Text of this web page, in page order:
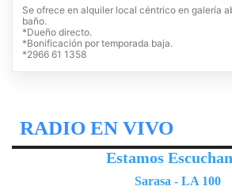
Se ofrece en alquiler local céntrico en galería
baño.
*Dueño directo.
*Bonificación por temporada baja.
*2966 61 1358
RADIO EN VIVO
Estamos
Sarasa - LA 100